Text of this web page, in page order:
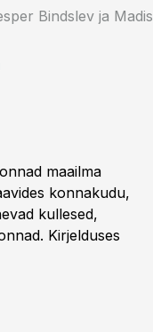
Bindslev ja
maailma
konnakudu,
kullesed,
Kirjelduses